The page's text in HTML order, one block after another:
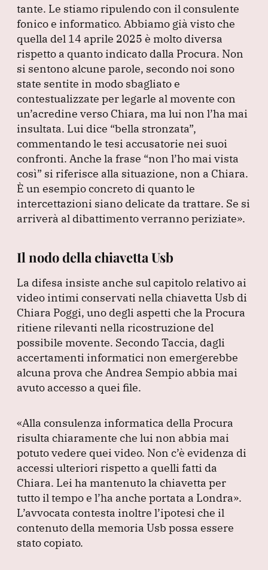
tante. Le stiamo ripulendo con il consulente
fonico e informatico. Abbiamo già visto che
quella del 14 aprile 2025 è molto diversa
rispetto a quanto indicato dalla Procura. Non
si sentono alcune parole, secondo noi sono
state sentite in modo sbagliato e
contestualizzate per legarle al movente con
un’acredine verso Chiara, ma lui non l’ha mai
insultata. Lui dice “bella stronzata”,
commentando le tesi accusatorie nei suoi
confronti. Anche la frase “non l’ho mai vista
così” si riferisce alla situazione, non a Chiara.
È un esempio concreto di quanto le
intercettazioni siano delicate da trattare. Se si
arriverà al dibattimento verranno periziate».
Il nodo della chiavetta Usb
La difesa insiste anche sul capitolo relativo ai
video intimi conservati nella chiavetta Usb di
Chiara Poggi, uno degli aspetti che la Procura
ritiene rilevanti nella ricostruzione del
possibile movente. Secondo Taccia, dagli
accertamenti informatici non emergerebbe
alcuna prova che Andrea Sempio abbia mai
avuto accesso a quei file.
«Alla consulenza informatica della Procura
risulta chiaramente che lui non abbia mai
potuto vedere quei video. Non c’è evidenza di
accessi ulteriori rispetto a quelli fatti da
Chiara. Lei ha mantenuto la chiavetta per
tutto il tempo e l’ha anche portata a Londra».
L’avvocata contesta inoltre l’ipotesi che il
contenuto della memoria Usb possa essere
stato copiato.